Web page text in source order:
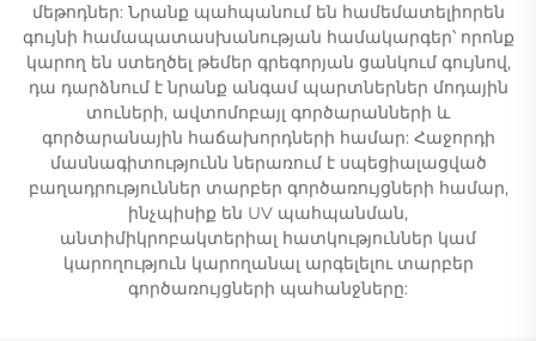
մեթոդներ: Նրանք պահպանում են համեմատելիորեն
գույնի համապատասխանության համակարգեր՝ որոնք
կարող են ստեղծել թեմեր գրեգորյան ցանկում գույնով,
դա դարձնում է նրանք անգամ պարտներներ մոդային
տուների, ավտոմոբայլ գործարանների և
գործարանային հաճախորդների համար: Հաջորդի
մասնագիտությունն ներառում է սպեցիալացված
բաղադրություններ տարբեր գործառույցների համար,
ինչպիսիք են UV պահպանման,
անտիմիկրոբակտերիալ հատկություններ կամ
կարողություն կարողանալ արգելելու տարբեր
գործառույցների պահանջները: